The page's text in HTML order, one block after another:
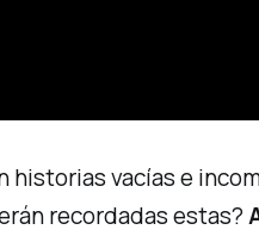
historias vacías e
recordadas estas?